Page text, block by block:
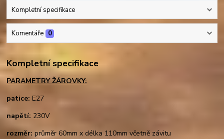
Kompletní specifikace
Komentáře 0
Kompletní specifikace
PARAMETRY ŽÁROVKY:
patice: E27
napětí: 230V
rozměr: průměr 60mm x délka 110mm včetně závitu